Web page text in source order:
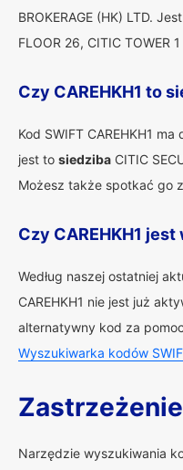
BROKERAGE (HK) LTD.
FLOOR 26, CITIC TOWER
Czy CAREHKH1 to
Kod SWIFT CAREHKH1
jest to siedziba CITIC
Możesz także spotkać go
Czy CAREHKH1
Według naszej ostatniej
CAREHKH1 nie jest już
alternatywny kod za
Wyszukiwarka kodów
Zastrzeżenie
Narzędzie wyszukiwania